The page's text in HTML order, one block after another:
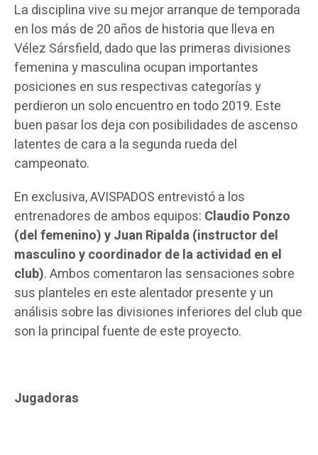
La disciplina vive su mejor arranque de temporada
en los más de 20 años de historia que lleva en
Vélez Sársfield, dado que las primeras divisiones
femenina y masculina ocupan importantes
posiciones en sus respectivas categorías y
perdieron un solo encuentro en todo 2019. Este
buen pasar los deja con posibilidades de ascenso
latentes de cara a la segunda rueda del
campeonato.
En exclusiva, AVISPADOS entrevistó a los
entrenadores de ambos equipos: Claudio Ponzo
(del femenino) y Juan Ripalda (instructor del
masculino y coordinador de la actividad en el
club). Ambos comentaron las sensaciones sobre
sus planteles en este alentador presente y un
análisis sobre las divisiones inferiores del club que
son la principal fuente de este proyecto.
Jugadoras